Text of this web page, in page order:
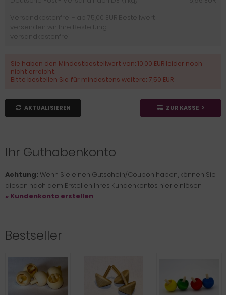
Versandkostenfrei - ab 75,00 EUR Bestellwert
versenden wir Ihre Bestellung
versandkostenfrei:
Sie haben den Mindestbestellwert von: 10,00 EUR leider noch
nicht erreicht.
Bitte bestellen Sie für mindestens weitere: 7,50 EUR
AKTUALISIEREN ZUR KASSE
Ihr Guthabenkonto
Achtung: Wenn Sie einen Gutschein/Coupon haben, können Sie
diesen nach dem Erstellen Ihres Kundenkontos hier einlösen.
» Kundenkonto erstellen
Bestseller